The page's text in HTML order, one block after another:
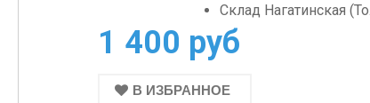
Склад Нагатинская
1 400 руб
В ИЗБРАННОЕ